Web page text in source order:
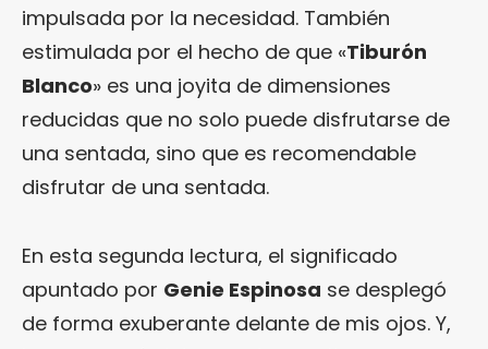
impulsada por la necesidad. También
estimulada por el hecho de que «Tiburón
Blanco» es una joyita de dimensiones
reducidas que no solo puede disfrutarse de
una sentada, sino que es recomendable
disfrutar de una sentada.
En esta segunda lectura, el significado
apuntado por Genie Espinosa se desplegó
de forma exuberante delante de mis ojos. Y,